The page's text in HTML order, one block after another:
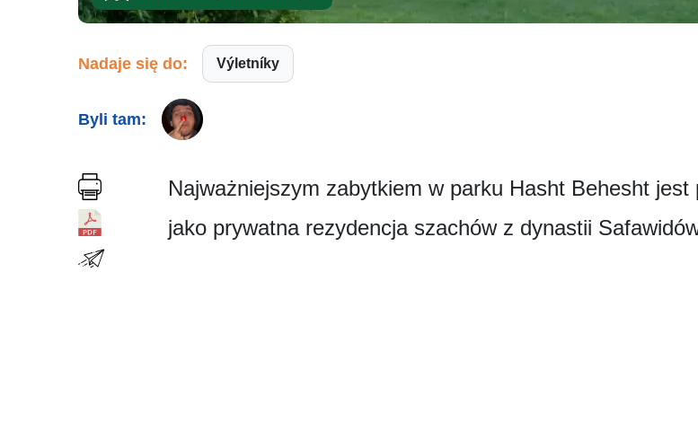
Nadaje się do: Výletníky
Byli tam:
Najważniejszym zabytkiem w parku Hasht Behesht jest
jako prywatna rezydencja szachów z dynastii